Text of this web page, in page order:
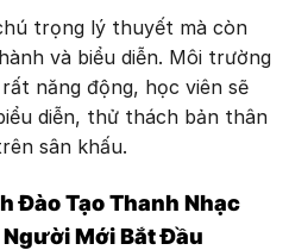
trọng lý thuyết mà còn
và biểu diễn. Môi trường
năng động, học viên sẽ
diễn, thử thách bản thân
sân khấu.
Đào Tạo Thanh Nhạc
Mới Bắt Đầu